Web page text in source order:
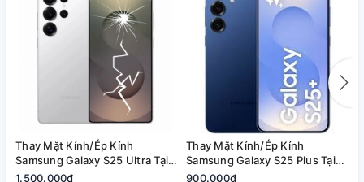
Vì sao chọn A1368?
Ép kính nhanh chóng, lấy liền 1–2 tiếng
Thay Mặt Kính/Ép Kính
Samsung Galaxy S25 Ultra Tại
Quận 2, Tp. Thủ Đức | Bảo
1.500.000₫
Thay Mặt Kính/Ép Kính
Samsung Galaxy S25 Plus Tại
Quận 2, Tp. Thủ Đức | Bảo
900.000₫